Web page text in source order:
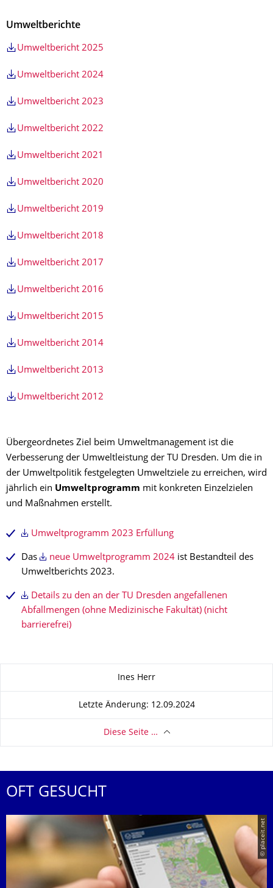
Umweltberichte
Umweltbericht 2025
Umweltbericht 2024
Umweltbericht 2023
Umweltbericht 2022
Umweltbericht 2021
Umweltbericht 2020
Umweltbericht 2019
Umweltbericht 2018
Umweltbericht 2017
Umweltbericht 2016
Umweltbericht 2015
Umweltbericht 2014
Umweltbericht 2013
Umweltbericht 2012
Übergeordnetes Ziel beim Umweltmanagement ist die
Verbesserung der Umweltleistung der TU Dresden. Um die in
der Umweltpolitik festgelegten Umweltziele zu erreichen, wird
jährlich ein Umweltprogramm mit konkreten Einzelzielen
und Maßnahmen erstellt.
Umweltprogramm 2023 Erfüllung
Das neue Umweltprogramm 2024ist Bestandteil des
Umweltberichts 2023.
Details zu den an der TU Dresden angefallenen
Abfallmengen (ohne Medizinische Fakultät) (nicht
barrierefrei)
Ines Herr
Letzte Änderung: 12.09.2024
Diese Seite …
OFT GESUCHT
© placeit.net